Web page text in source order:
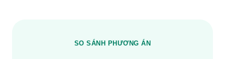
SO SÁNH PHƯƠNG ÁN